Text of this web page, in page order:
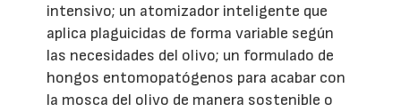
intensivo; un atomizador inteligente que
aplica plaguicidas de forma variable según
las necesidades del olivo; un formulado de
hongos entomopatógenos para acabar con
la mosca del olivo de manera sostenible o